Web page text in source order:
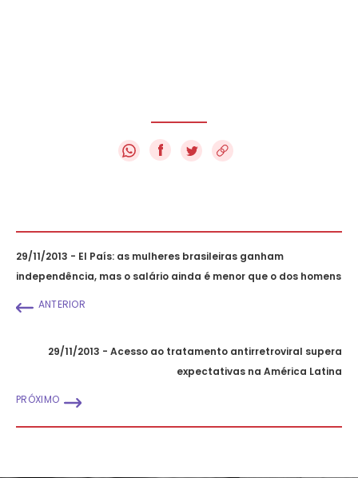
f
29/11/2013 - El País: as mulheres brasileiras ganham
independência, mas o salário ainda é menor que o dos homens
ANTERIOR
29/11/2013 - Acesso ao tratamento antirretroviral supera
expectativas na América Latina
PRÓXIMO